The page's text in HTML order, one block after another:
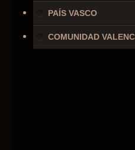
PAÍS VASCO
COMUNIDAD